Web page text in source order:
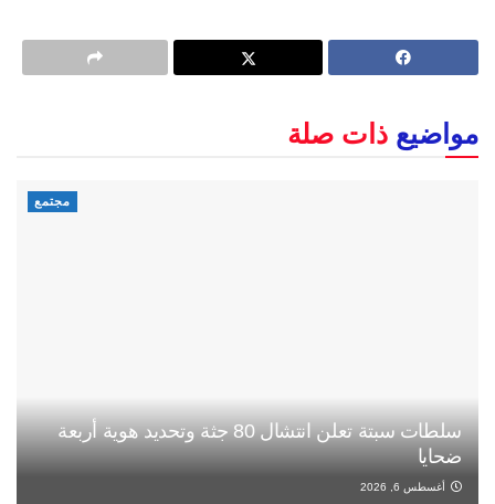
مواضيع ذات صلة
مجتمع
سلطات سبتة تعلن انتشال 80 جثة وتحديد هوية أربعة
ضحايا
أغسطس 6, 2026